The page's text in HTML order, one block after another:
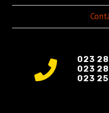
023
023
023